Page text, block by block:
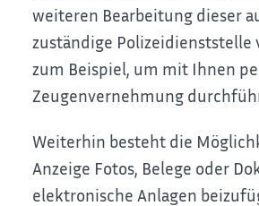
weiteren Bearbeitung dieser
zuständige Polizeidienststelle
zum Beispiel, um mit Ihnen
Zeugenvernehmung
Weiterhin besteht die
Anzeige Fotos, Belege oder
elektronische Anlagen